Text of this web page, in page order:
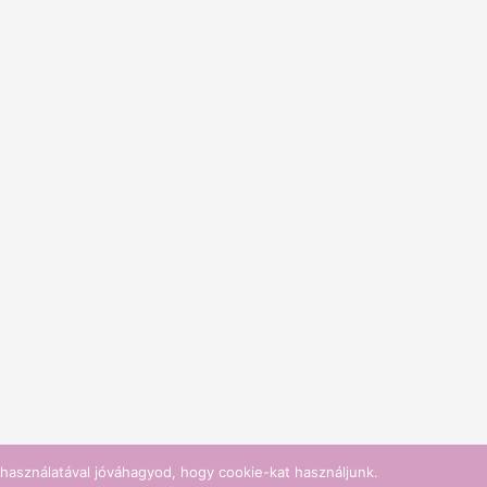
jóváhagyod, hogy cookie-kat használjunk.